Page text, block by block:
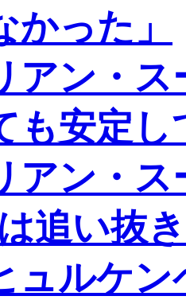
かった」
アン・
も安定し
アン・
追い抜
ュルケ